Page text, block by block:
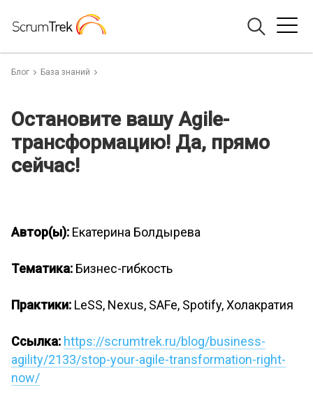
Блог База знаний
Остановите вашу Agile-
трансформацию! Да, прямо
сейчас!
Автор(ы): Екатерина Болдырева
Тематика: Бизнес-гибкость
Практики: LeSS, Nexus, SAFe, Spotify, Холакратия
Ссылка: https://scrumtrek.ru/blog/business-
agility/2133/stop-your-agile-transformation-right-
now/